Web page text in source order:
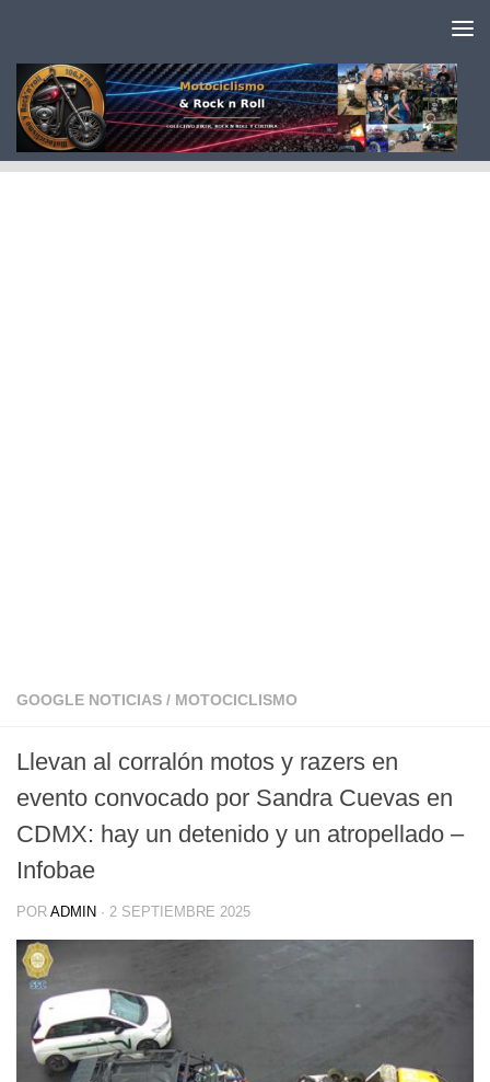
GOOGLE NOTICIAS / MOTOCICLISMO
Llevan al corralón motos y razers en
evento convocado por Sandra Cuevas en
CDMX: hay un detenido y un atropellado –
Infobae
POR ADMIN · 2 SEPTIEMBRE 2025